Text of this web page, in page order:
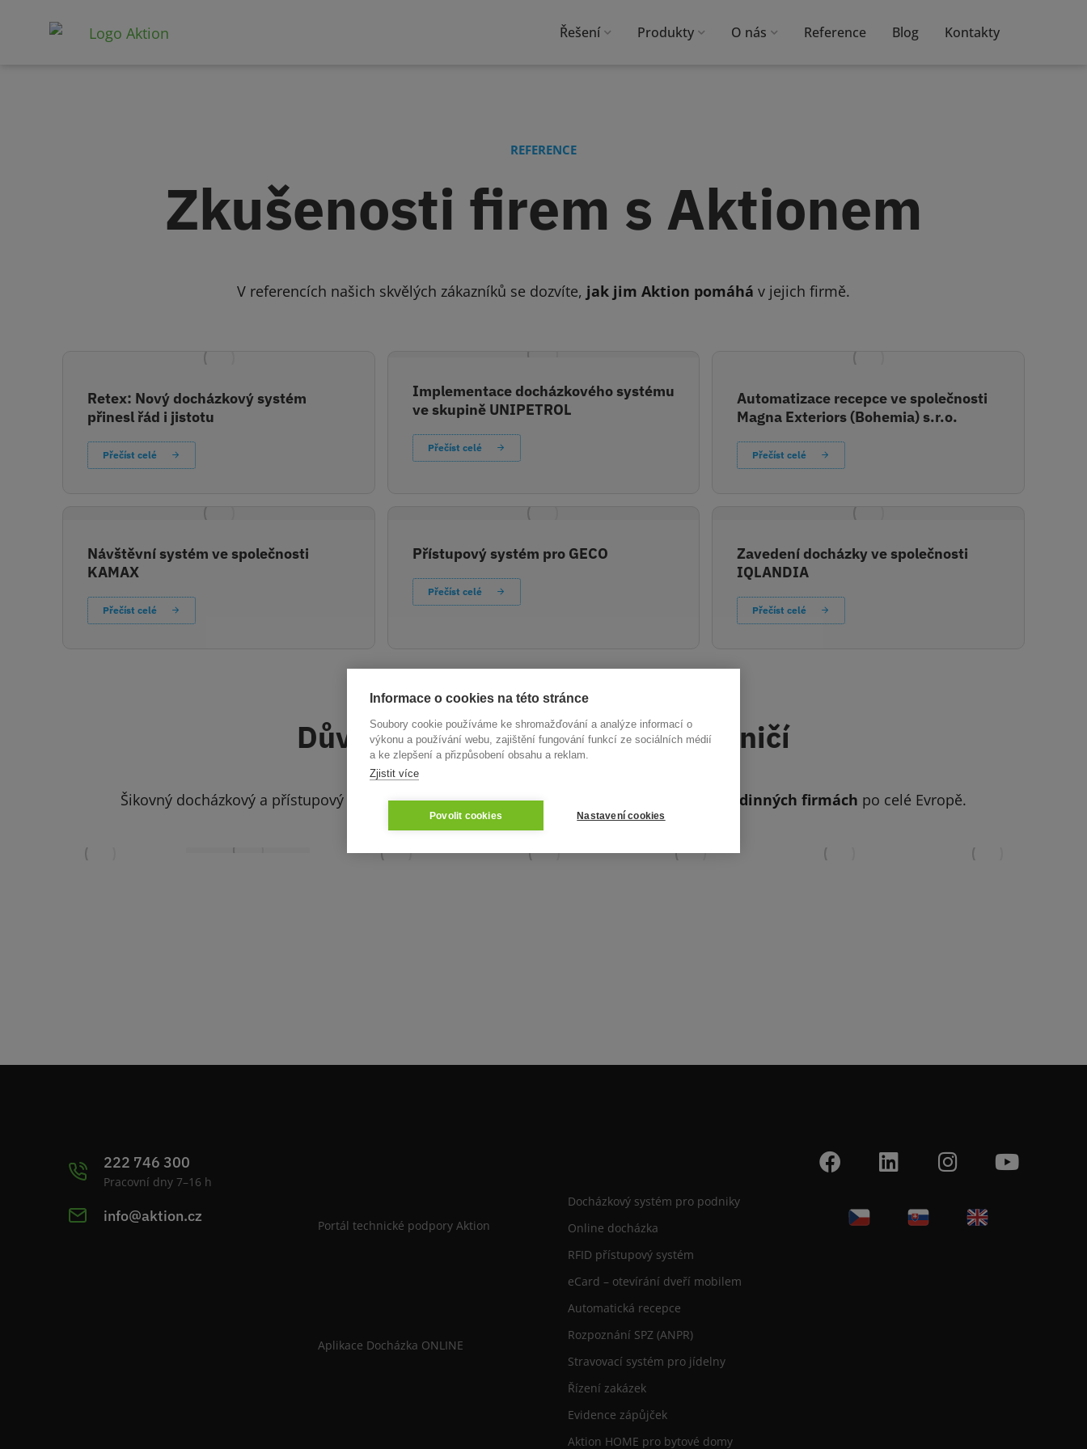
Řešení Produkty O nás Reference Blog Kontakty
REFERENCE
Zkušenosti firem s Aktionem
V referencích našich skvělých zákazníků se dozvíte, jak jim Aktion pomáhá v jejich firmě.
Retex: Nový docházkový systém
přinesl řád i jistotu
Přečíst celé
Implementace docházkového systému
ve skupině UNIPETROL
Přečíst celé
Automatizace recepce ve společnosti
Magna Exteriors (Bohemia) s.r.o.
Přečíst celé
Návštěvní systém ve společnosti
KAMAX
Přečíst celé
Přístupový systém pro GECO
Přečíst celé
Zavedení docházky ve společnosti
IQLANDIA
Přečíst celé
Důvěřují nám firmy v ČR i zahraničí
Šikovný docházkový a přístupový systém Aktion najdeteve velkých rodinných firmách po celé Evropě.
222 746 300
Pracovní dny 7–16 h
info@aktion.cz
Portál technické podpory Aktion
Aplikace Docházka ONLINE
Docházkový systém pro podniky
Online docházka
RFID přístupový systém
eCard – otevírání dveří mobilem
Automatická recepce
Rozpoznání SPZ (ANPR)
Stravovací systém pro jídelny
Řízení zakázek
Evidence zápůjček
Aktion HOME pro bytové domy
Informace o cookies na této stránce
Soubory cookie používáme ke shromažďování a analýze informací o
výkonu a používání webu, zajištění fungování funkcí ze sociálních médií
a ke zlepšení a přizpůsobení obsahu a reklam.
Zjistit více
Povolit cookies Nastavení cookies